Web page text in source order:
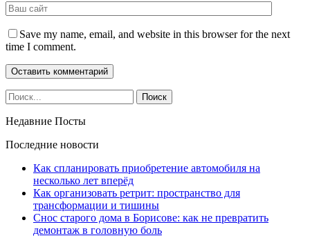
Save my name, email, and website in this browser for the next
time I comment.
Недавние Посты
Последние новости
Как спланировать приобретение автомобиля на
несколько лет вперёд
Как организовать ретрит: пространство для
трансформации и тишины
Снос старого дома в Борисове: как не превратить
демонтаж в головную боль